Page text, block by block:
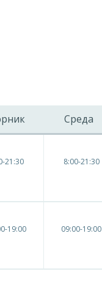
Среда
21:30 8:00-21:30
19:00 09:00-19:00